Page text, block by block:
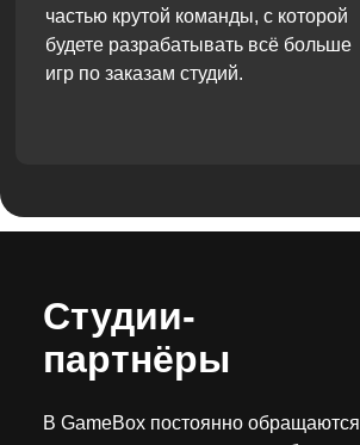
частью крутой команды, с которой
будете разрабатывать всё больше
игр по заказам студий.
В GameBox постоянно обращаются
Студии-
партнёры